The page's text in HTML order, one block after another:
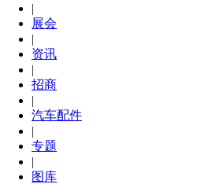
|
展会
|
资讯
|
招商
|
汽车配件
|
专题
|
图库